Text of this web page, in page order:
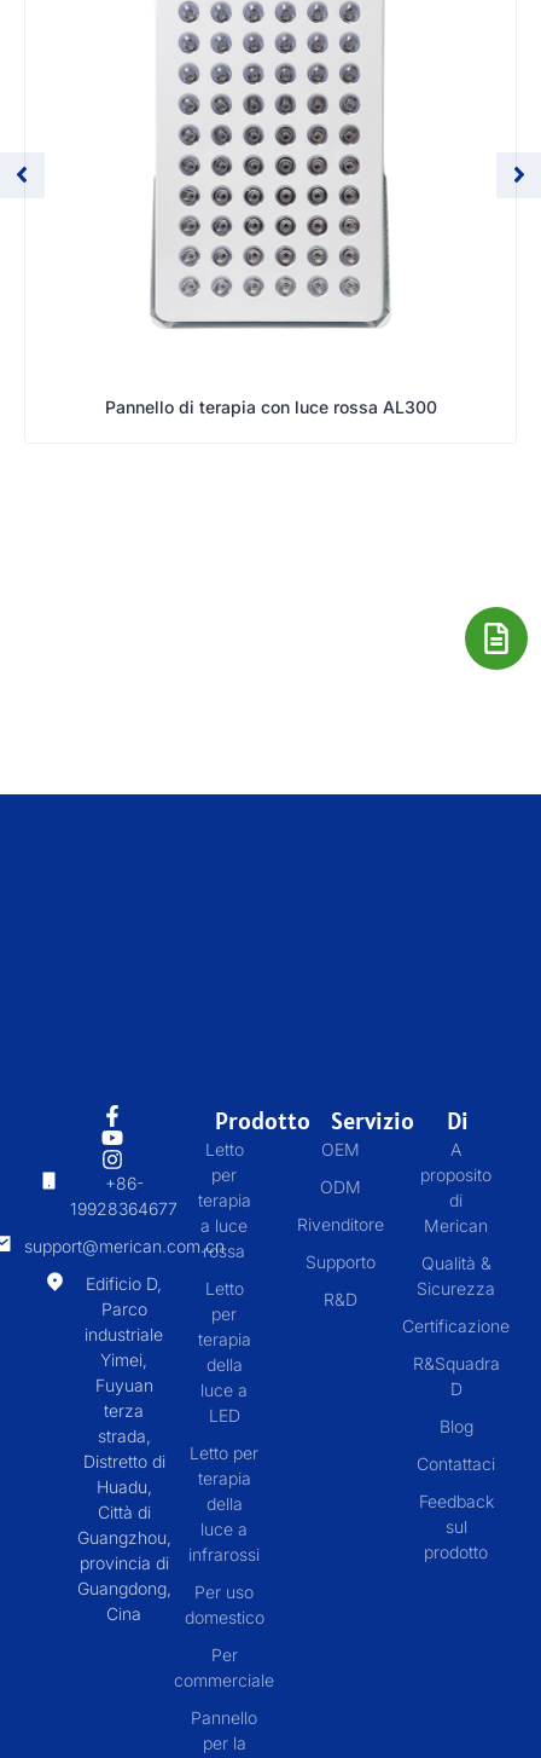
Pannello di terapia con luce rossa AL300
+86-
19928364677
support@merican.com.cn
Edificio D,
Parco
industriale
Yimei,
Fuyuan
terza
strada,
Distretto di
Huadu,
Città di
Guangzhou,
provincia di
Guangdong,
Cina
Prodotto
Letto
per
terapia
a luce
rossa
Letto
per
terapia
della
luce a
LED
Letto per
terapia
della
luce a
infrarossi
Per uso
domestico
Per
commerciale
Pannello
per la
Servizio
OEM
ODM
Rivenditore
Supporto
R&D
Di
A
proposito
di
Merican
Qualità &
Sicurezza
Certificazione
R&Squadra
D
Blog
Contattaci
Feedback
sul
prodotto